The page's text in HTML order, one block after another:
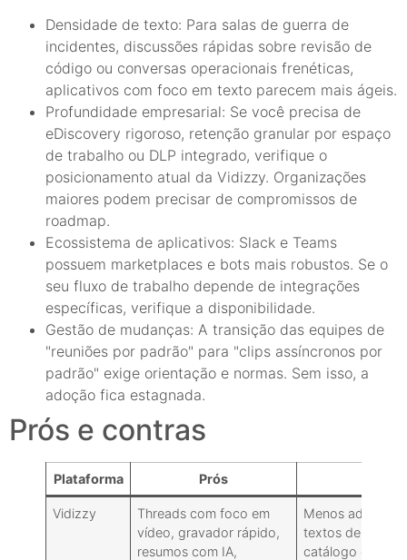
Densidade de texto: Para salas de guerra de
incidentes, discussões rápidas sobre revisão de
código ou conversas operacionais frenéticas,
aplicativos com foco em texto parecem mais ágeis.
Profundidade empresarial: Se você precisa de
eDiscovery rigoroso, retenção granular por espaço
de trabalho ou DLP integrado, verifique o
posicionamento atual da Vidizzy. Organizações
maiores podem precisar de compromissos de
roadmap.
Ecossistema de aplicativos: Slack e Teams
possuem marketplaces e bots mais robustos. Se o
seu fluxo de trabalho depende de integrações
específicas, verifique a disponibilidade.
Gestão de mudanças: A transição das equipes de
"reuniões por padrão" para "clips assíncronos por
padrão" exige orientação e normas. Sem isso, a
adoção fica estagnada.
Prós e contras
Plataforma Prós
Vidizzy
Threads com foco em
vídeo, gravador rápido,
resumos com IA,
Menos
textos de alta
catálogo de